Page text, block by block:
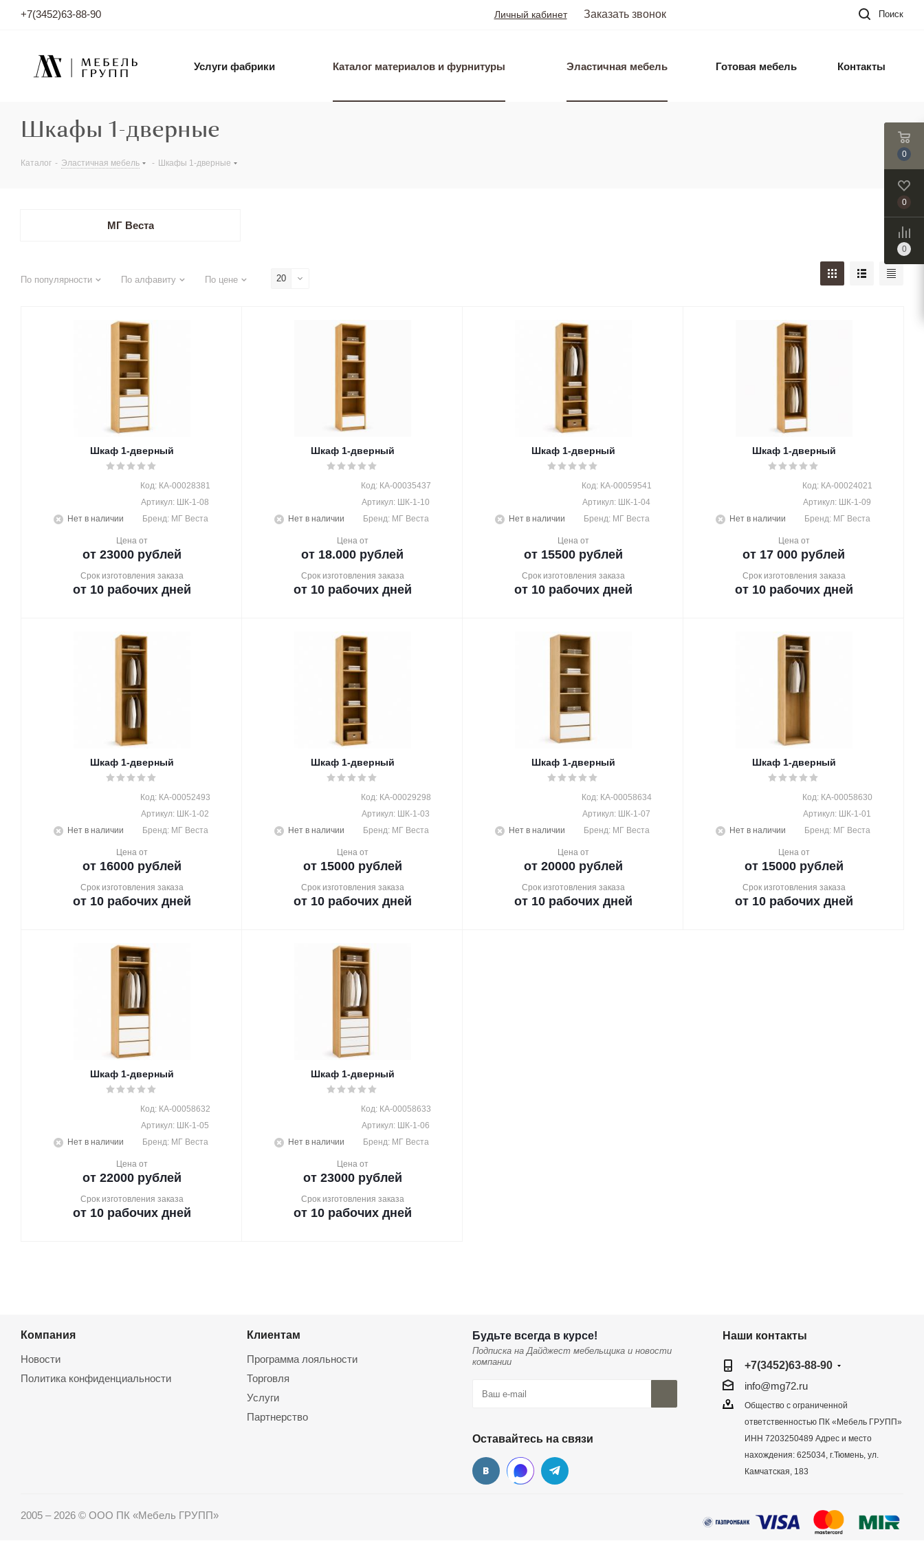
+7(3452)63-88-90 Личный кабинет Заказать звонок Поиск
Услуги фабрики Каталог материалов и фурнитуры Эластичная мебель Готовая мебель Контакты
Шкафы 1-дверные
Каталог - Эластичная мебель - Шкафы 1-дверные
МГ Веста
По популярности По алфавиту По цене 20
Шкаф 1-дверный
Нет в наличии
Код: КА-00028381
Артикул: ШК-1-08
Бренд: МГ Веста
Цена от
от 23000 рублей
Срок изготовления заказа
от 10 рабочих дней
Шкаф 1-дверный
Нет в наличии
Код: КА-00035437
Артикул: ШК-1-10
Бренд: МГ Веста
Цена от
от 18.000 рублей
Срок изготовления заказа
от 10 рабочих дней
Шкаф 1-дверный
Нет в наличии
Код: КА-00059541
Артикул: ШК-1-04
Бренд: МГ Веста
Цена от
от 15500 рублей
Срок изготовления заказа
от 10 рабочих дней
Шкаф 1-дверный
Нет в наличии
Код: КА-00024021
Артикул: ШК-1-09
Бренд: МГ Веста
Цена от
от 17 000 рублей
Срок изготовления заказа
от 10 рабочих дней
Шкаф 1-дверный
Нет в наличии
Код: КА-00052493
Артикул: ШК-1-02
Бренд: МГ Веста
Цена от
от 16000 рублей
Срок изготовления заказа
от 10 рабочих дней
Шкаф 1-дверный
Нет в наличии
Код: КА-00029298
Артикул: ШК-1-03
Бренд: МГ Веста
Цена от
от 15000 рублей
Срок изготовления заказа
от 10 рабочих дней
Шкаф 1-дверный
Нет в наличии
Код: КА-00058634
Артикул: ШК-1-07
Бренд: МГ Веста
Цена от
от 20000 рублей
Срок изготовления заказа
от 10 рабочих дней
Шкаф 1-дверный
Нет в наличии
Код: КА-00058630
Артикул: ШК-1-01
Бренд: МГ Веста
Цена от
от 15000 рублей
Срок изготовления заказа
от 10 рабочих дней
Шкаф 1-дверный
Нет в наличии
Код: КА-00058632
Артикул: ШК-1-05
Бренд: МГ Веста
Цена от
от 22000 рублей
Срок изготовления заказа
от 10 рабочих дней
Шкаф 1-дверный
Нет в наличии
Код: КА-00058633
Артикул: ШК-1-06
Бренд: МГ Веста
Цена от
от 23000 рублей
Срок изготовления заказа
от 10 рабочих дней
Компания
Новости
Политика конфиденциальности
Клиентам
Программа лояльности
Торговля
Услуги
Партнерство
Будьте всегда в курсе!
Подписка на Дайджест мебельщика и новости
компании
Оставайтесь на связи
Наши контакты
+7(3452)63-88-90
info@mg72.ru
Общество с ограниченной
ответственностью ПК «Мебель ГРУПП»
ИНН 7203250489 Адрес и место
нахождения: 625034, г.Тюмень, ул.
Камчатская, 183
2005 – 2026 © ООО ПК «Мебель ГРУПП»
0
0
0